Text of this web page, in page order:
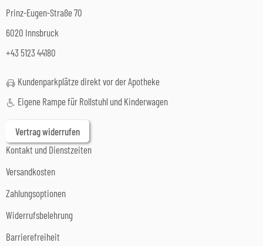
Prinz-Eugen-Straße 70
6020 Innsbruck
+43 5123 44180
Kundenparkplätze direkt vor der Apotheke
Eigene Rampe für Rollstuhl und Kinderwagen
Vertrag widerrufen
Kontakt und Dienstzeiten
Versandkosten
Zahlungsoptionen
Widerrufsbelehrung
Barrierefreiheit